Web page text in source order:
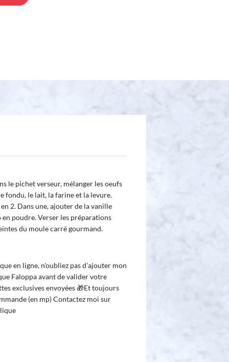
le pichet verseur, mélanger les oeufs
fondu, le lait, la farine et la levure.
2. Dans une, ajouter de la vanille
poudre. Verser les préparations
du moule carré gourmand.
en ligne, n'oubliez pas d'ajouter mon
Faloppa avant de valider votre
exclusives envoyées 🎁Et toujours
(en mp) Contactez moi sur